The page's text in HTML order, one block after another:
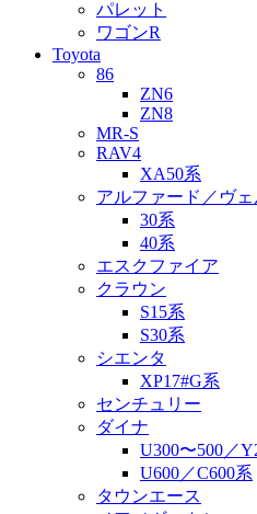
パレット
ワゴンR
Toyota
86
ZN6
ZN8
MR-S
RAV4
XA50系
アルファード／ヴ
30系
40系
エスクファイア
クラウン
S15系
S30系
シエンタ
XP17#G系
センチュリー
ダイナ
U300〜500／
U600／C600系
タウンエース